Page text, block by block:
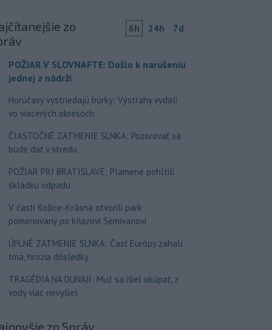
zo
6h 24h 7d
POŽIAR V SLOVNAFTE: Došlo k narušeniu
jednej z nádrží
Horúčavy vystriedajú búrky: Výstrahy vydali
vo viacerých okresoch
ČIASTOČNÉ ZATMENIE SLNKA: Pozorovať sa
bude dať v stredu
POŽIAR PRI BRATISLAVE: Plamene pohltili
skládku odpadu
V časti Košice-Krásna otvorili park
pomenovaný po kňazovi Semivanovi
ÚPLNÉ ZATMENIE SLNKA: Časť Európy zahalí
tma, hrozia dôsledky
TRAGÉDIA NA DUNAJI: Muž sa išiel okúpať, z
vody viac nevyšiel
zo Správ